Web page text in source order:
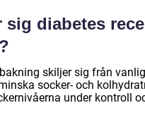
sig diabetes
skiljer sig från
socker- och
under kontroll